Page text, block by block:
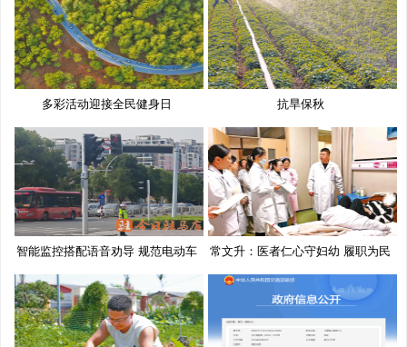
多彩活动迎接全民健身日 抗旱保秋
智能监控搭配语音劝导 规范电动车 常文升：医者仁心守妇幼 履职为民